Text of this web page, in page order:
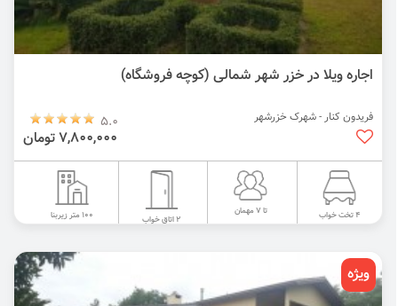
اجاره ویلا در خزر شهر شمالی (کوچه فروشگاه)
فریدون کنار - شهرک خزرشهر 5.0
7,800,000 تومان
4 تخت خواب تا 7 مهمان
2 اتاق خواب 100 متر زیربنا
ویژه